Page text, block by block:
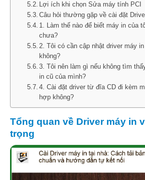
Lợi ích khi chọn Sửa máy tính PCI
Câu hỏi thường gặp về cài đặt
1. Làm thế nào để biết máy in của
chưa?
2. Tôi có cần cập nhật driver máy
không?
3. Tôi nên làm gì nếu không tìm
in cũ của mình?
4. Cài đặt driver từ đĩa CD đi kèm
hợp không?
Tổng quan về Driver máy in
trọng